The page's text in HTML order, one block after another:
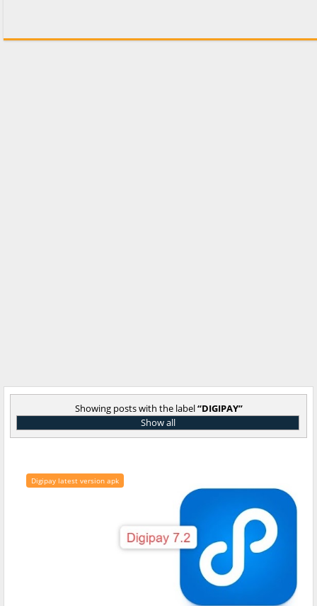
Showing posts with the label DIGIPAY
Show all
Digipay latest version apk